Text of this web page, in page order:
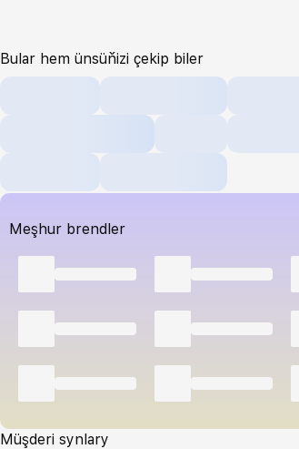
Bular hem ünsüňizi çekip biler
Meşhur brendler
Müşderi synlary